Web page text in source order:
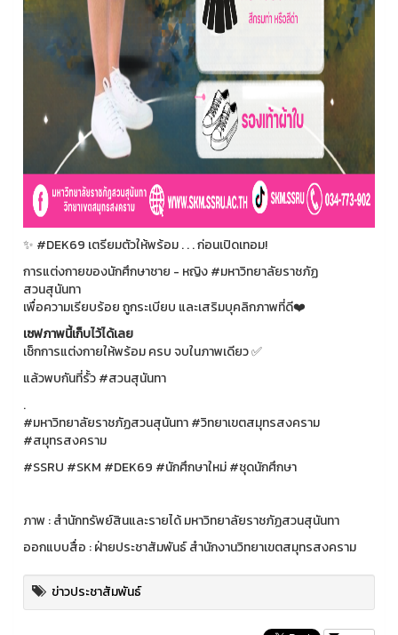
✨ #DEK69 เตรียมตัวให้พร้อม . . . ก่อนเปิดเทอม!
การแต่งกายของนักศึกษาชาย - หญิง #มหาวิทยาลัยราชภัฏ
สวนสุนันทา
เพื่อความเรียบร้อย ถูกระเบียบ และเสริมบุคลิกภาพที่ดี❤️
เซฟภาพนี้เก็บไว้ได้เลย
เช็กการแต่งกายให้พร้อม ครบ จบในภาพเดียว ✅
แล้วพบกันที่รั้ว #สวนสุนันทา
.
#มหาวิทยาลัยราชภัฏสวนสุนันทา #วิทยาเขตสมุทรสงคราม
#สมุทรสงคราม
#SSRU #SKM #DEK69 #นักศึกษาใหม่ #ชุดนักศึกษา
ภาพ : สำนักทรัพย์สินและรายได้ มหาวิทยาลัยราชภัฏสวนสุนันทา
ออกแบบสื่อ : ฝ่ายประชาสัมพันธ์ สำนักงานวิทยาเขตสมุทรสงคราม
ข่าวประชาสัมพันธ์